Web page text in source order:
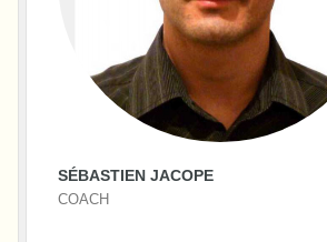
SÉBASTIEN JACOPE
COACH